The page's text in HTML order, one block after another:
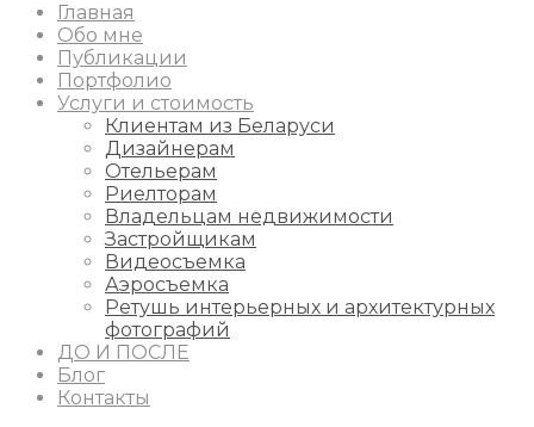
Главная
Обо мне
Публикации
Портфолио
Услуги и стоимость
Клиентам из Беларуси
Дизайнерам
Отельерам
Риелторам
Владельцам недвижимости
Застройщикам
Видеосъемка
Аэросъемка
Ретушь интерьерных и архитектурных
фотографий
ДО И ПОСЛЕ
Блог
Контакты